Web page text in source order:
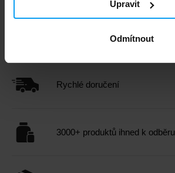
Upravit
Odmítnout
Rychlé doručení
3000+ produktů ihned k odběru